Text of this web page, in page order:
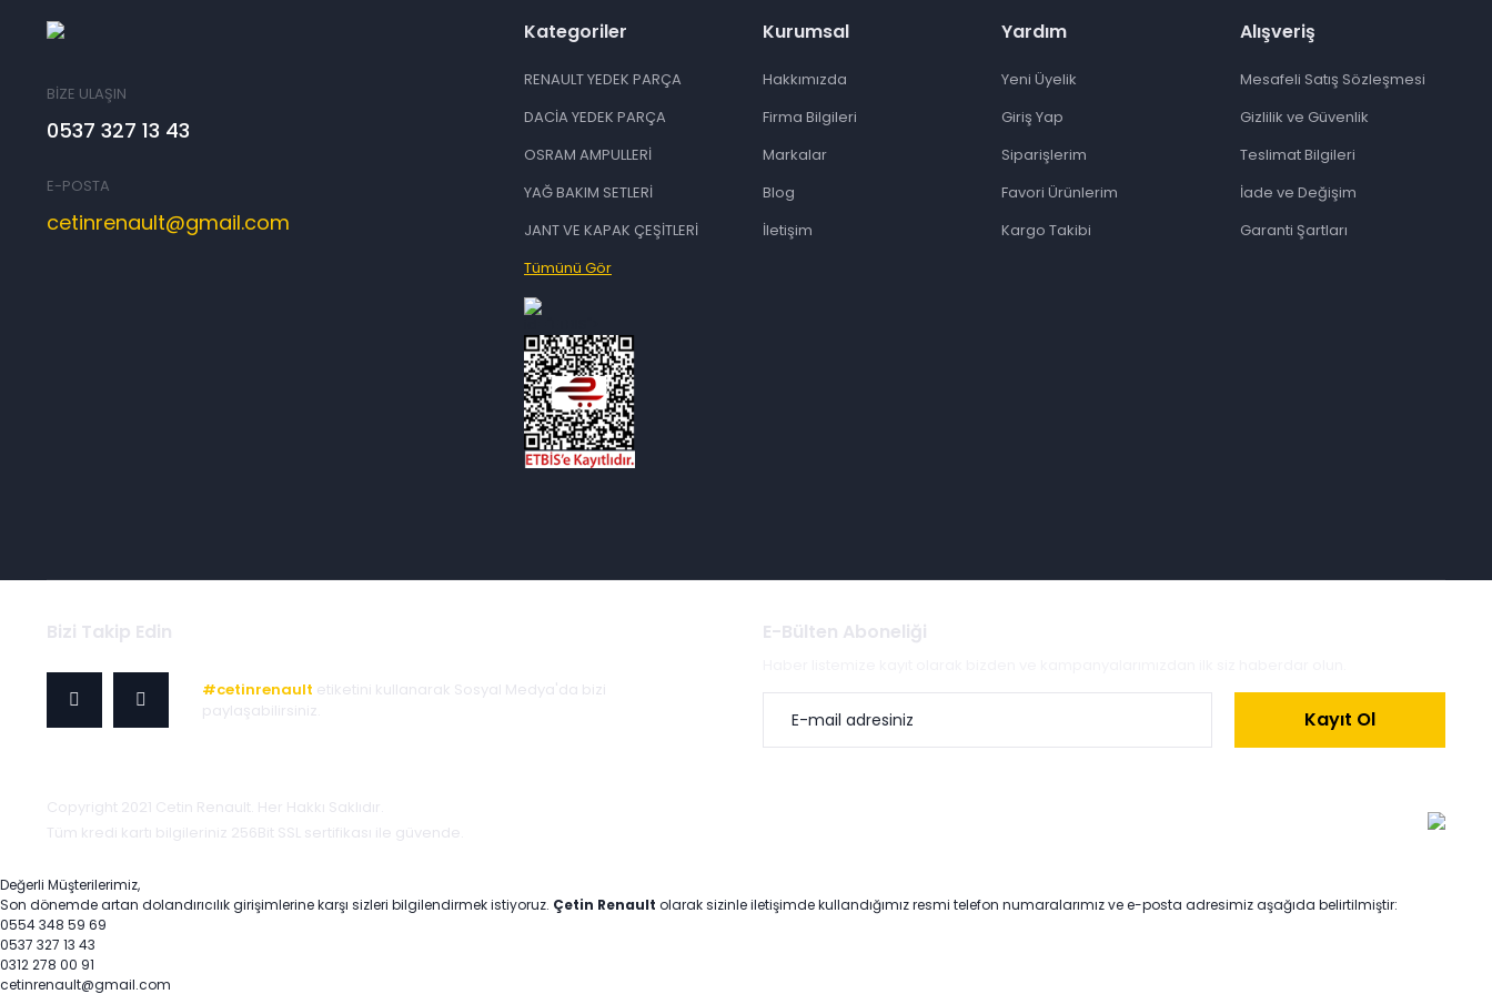
BİZE ULAŞIN
0537 327 13 43
E-POSTA
cetinrenault@gmail.com
Kategoriler
RENAULT YEDEK PARÇA
DACİA YEDEK PARÇA
OSRAM AMPULLERİ
YAĞ BAKIM SETLERİ
JANT VE KAPAK ÇEŞİTLERİ
Tümünü Gör
Kurumsal
Hakkımızda
Firma Bilgileri
Markalar
Blog
İletişim
Yardım
Yeni Üyelik
Giriş Yap
Siparişlerim
Favori Ürünlerim
Kargo Takibi
Alışveriş
Mesafeli Satış Sözleşmesi
Gizlilik ve Güvenlik
Teslimat Bilgileri
İade ve Değişim
Garanti Şartları
Bizi Takip Edin
#cetinrenault etiketini kullanarak Sosyal Medya'da bizi
paylaşabilirsiniz.
E-Bülten Aboneliği
Kayıt Ol
Copyright 2021 Cetin Renault. Her Hakkı Saklıdır.
Tüm kredi kartı bilgileriniz 256Bit SSL sertifikası ile güvende.
Değerli Müşterilerimiz,
Son dönemde artan dolandırıcılık girişimlerine karşı sizleri bilgilendirmek istiyoruz. Çetin Renault olarak sizinle iletişimde kullandığımız resmi telefon numaralarımız ve e-posta adresimiz aşağıda belirtilmiştir:
0554 348 59 69
0537 327 13 43
0312 278 00 91
cetinrenault@gmail.com